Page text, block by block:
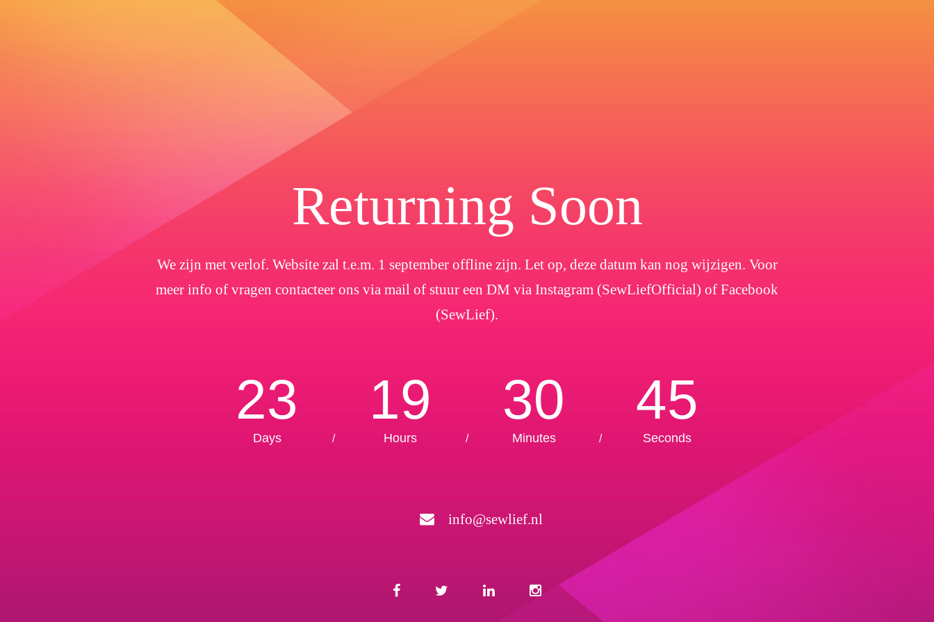
Returning Soon
We zijn met verlof. Website zal t.e.m. 1 september offline zijn. Let op, deze datum kan nog wijzigen. Voor
meer info of vragen contacteer ons via mail of stuur een DM via Instagram (SewLiefOfficial) of Facebook
(SewLief).
23
Days /
19
Hours /
30
Minutes /
45
Seconds
info@sewlief.nl